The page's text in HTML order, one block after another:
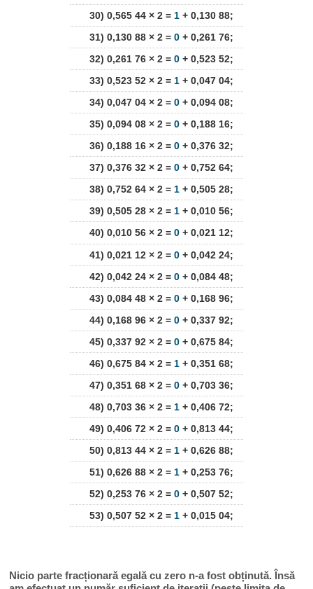
30) 0,565 44 × 2 = 1 + 0,130 88;
31) 0,130 88 × 2 = 0 + 0,261 76;
32) 0,261 76 × 2 = 0 + 0,523 52;
33) 0,523 52 × 2 = 1 + 0,047 04;
34) 0,047 04 × 2 = 0 + 0,094 08;
35) 0,094 08 × 2 = 0 + 0,188 16;
36) 0,188 16 × 2 = 0 + 0,376 32;
37) 0,376 32 × 2 = 0 + 0,752 64;
38) 0,752 64 × 2 = 1 + 0,505 28;
39) 0,505 28 × 2 = 1 + 0,010 56;
40) 0,010 56 × 2 = 0 + 0,021 12;
41) 0,021 12 × 2 = 0 + 0,042 24;
42) 0,042 24 × 2 = 0 + 0,084 48;
43) 0,084 48 × 2 = 0 + 0,168 96;
44) 0,168 96 × 2 = 0 + 0,337 92;
45) 0,337 92 × 2 = 0 + 0,675 84;
46) 0,675 84 × 2 = 1 + 0,351 68;
47) 0,351 68 × 2 = 0 + 0,703 36;
48) 0,703 36 × 2 = 1 + 0,406 72;
49) 0,406 72 × 2 = 0 + 0,813 44;
50) 0,813 44 × 2 = 1 + 0,626 88;
51) 0,626 88 × 2 = 1 + 0,253 76;
52) 0,253 76 × 2 = 0 + 0,507 52;
53) 0,507 52 × 2 = 1 + 0,015 04;
Nicio parte fracționară egală cu zero n-a fost obținută. Însă